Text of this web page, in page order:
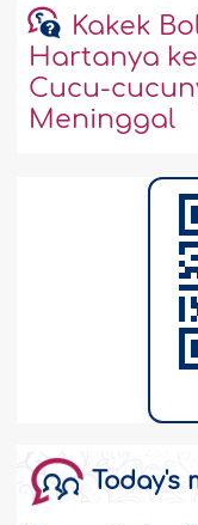
Kakek
Hartanya
Cucu-
Meninggal
Today's